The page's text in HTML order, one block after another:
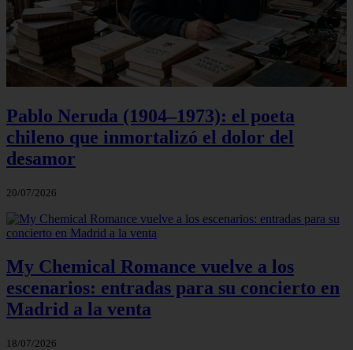
Pablo Neruda (1904–1973): el poeta
chileno que inmortalizó el dolor del
desamor
20/07/2026
My Chemical Romance vuelve a los
escenarios: entradas para su concierto en
Madrid a la venta
18/07/2026